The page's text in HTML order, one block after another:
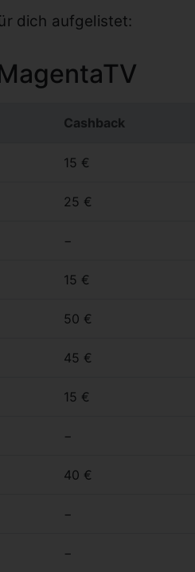
dich aufgelistet:
Cashback
15 €
25 €
−
15 €
50 €
45 €
15 €
−
40 €
−
−